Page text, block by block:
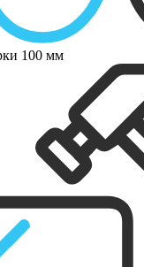
100 мм